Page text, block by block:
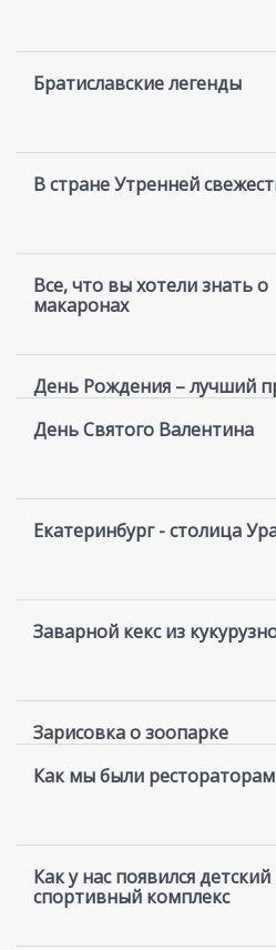
Братиславские легенды
В стране Утренней
Все, что вы хотели знать о
макаронах
День Рождения – лучший
День Святого Валентина
Екатеринбург - столица
Заварной кекс из
Зарисовка о зоопарке
Как мы были
Как у нас появился детский
спортивный комплекс